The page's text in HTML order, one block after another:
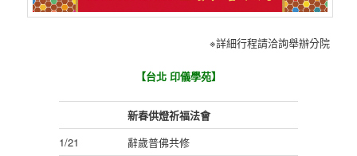
※詳細行程請洽詢舉辦分院
【台北 印儀學苑】
新春供燈祈福法會
1/21
辭歲普佛共修